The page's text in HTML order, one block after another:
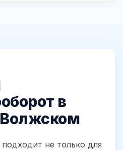
в
не только для